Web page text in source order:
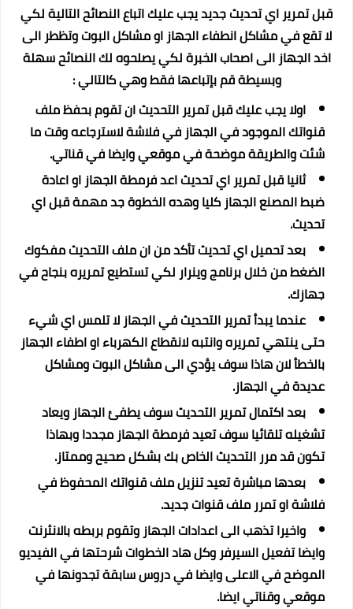
قبل تمرير اي تحديث جديد يجب عليك اتباع النصائح التالية لكي
لا تقع في مشاكل انطفاء الجهاز او مشاكل البوت وتظطر الى
اخد الجهاز الى اصحاب الخبرة لكي يصلحوه لك النصائح سهلة
وبسيطة قم بإتباعها فقط وهي كالتالي :
اولا يجب عليك قبل تمرير التحديث ان تقوم بحفظ ملف
قنواتك الموجود في الجهاز في فلاشة لاسترجاعه وقت ما
شئت والطريقة موضحة في موقعي وايضا في قناتي.
ثانيا قبل تمرير اي تحديث اعد فرمطة الجهاز او اعادة
ضبط المصنع الجهاز كليا وهده الخطوة جد مهمة قبل اي
تحديث.
بعد تحميل اي تحديث تأكد من ان ملف التحديث مفكوك
الضغط من خلال برنامج وينرار لكي تستطيع تمريره بنجاح في
جهازك.
عندما يبدأ تمرير التحديث في الجهاز لا تلمس اي شيء
حتى ينتهي تمريره وانتبه لانقطاع الكهرباء او اطفاء الجهاز
بالخطأ لان هاذا سوف يؤدي الى مشاكل البوت ومشاكل
عديدة في الجهاز.
بعد اكتمال تمرير التحديث سوف يطفئ الجهاز ويعاد
تشغيله تلقائيا سوف تعيد فرمطة الجهاز مجددا وبهاذا
تكون قد مرر التحديث الخاص بك بشكل صحيح وممتاز.
بعدها مباشرة تعيد تنزيل ملف قنواتك المحفوظ في
فلاشة او تمرر ملف قنوات جديد.
واخيرا تذهب الى اعدادات الجهاز وتقوم بربطه بالانثرنت
وايضا تفعيل السيرفر وكل هاد الخطوات شرحتها في الفيديو
الموضح في الاعلى وايضا في دروس سابقة تجدونها في
موقعي وقناتي ايضا.